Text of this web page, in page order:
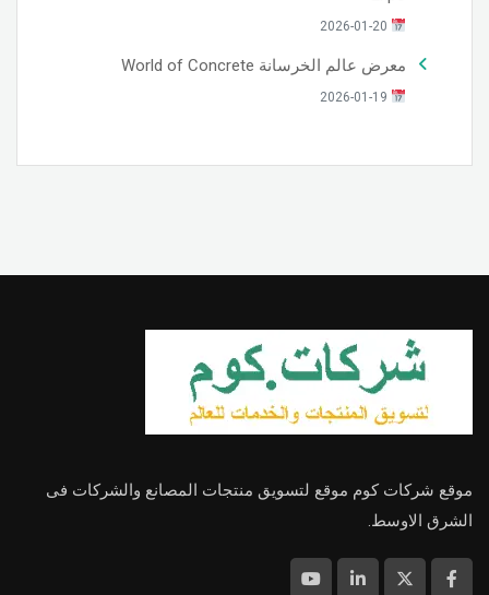
معرض عالم الخرسانة World of Concrete
موقع شركات كوم موقع لتسويق منتجات المصانع والشركات فى
الشرق الاوسط.